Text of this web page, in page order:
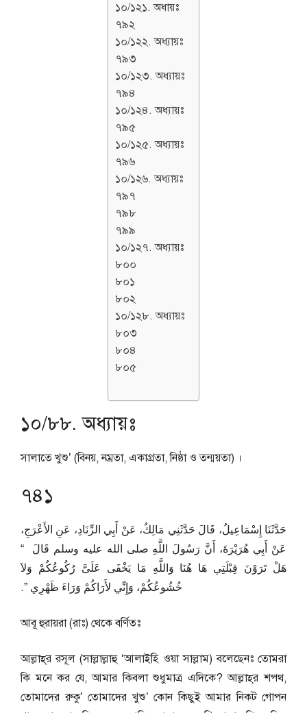
১০/১২১. অধায়ঃ
৭৯২
১০/১২২. অধ্যায়ঃ
৭৯৩
১০/১২৩. অধ্যায়ঃ
৭৯৪
১০/১২৪. অধ্যায়ঃ
৭৯৫
১০/১২৫. অধ্যায়ঃ
৭৯৬
১০/১২৬. অধ্যায়ঃ
৭৯৭
৭৯৮
৭৯৯
১০/১২৭. অধ্যায়ঃ
৮০০
৮০১
৮০২
১০/১২৮. অধ্যায়ঃ
৮০৩
৮০৪
৮০৫
১০/৮৮. অধ্যায়ঃ
সালাতে খুশু’ (বিনয়, নম্রতা, একাগ্রতা, নিষ্ঠা ও তন্ময়তা) ।
৭৪১
حَدَّثَنَا إِسْمَاعِيلُ، قَالَ حَدَّثَنِي مَالِكٌ، عَنْ أَبِي الزِّنَادِ، عَنِ الأَعْرَجِ،
عَنْ أَبِي هُرَيْرَةَ، أَنَّ رَسُولَ اللَّهِ صلى الله عليه وسلم قَالَ ‏ “‏
هَلْ تَرَوْنَ قِبْلَتِي هَا هُنَا وَاللَّهِ مَا يَخْفَى عَلَىَّ رُكُوعُكُمْ وَلاَ
خُشُوعُكُمْ، وَإِنِّي لأَرَاكُمْ وَرَاءَ ظَهْرِي ‏”‏‏.‏
আবূ হুরায়রা (রাঃ) থেকে বর্ণিতঃ
আল্লাহ্‌র রসূল (সাল্লাল্লাহু ‘আলাইহি ওয়া সাল্লাম) বলেছেনঃ তোমরা
কি মনে কর যে, আমার কিবলা শুধুমাত্র এদিকে? আল্লাহ্‌র শপথ,
তোমাদের রুকু’ তোমাদের খুশু’ কোন কিছুই আমার নিকট গোপন